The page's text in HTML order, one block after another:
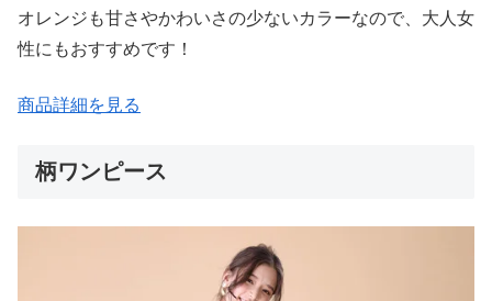
オレンジも甘さやかわいさの少ないカラーなので、大人女
性にもおすすめです！
商品詳細を見る
柄ワンピース